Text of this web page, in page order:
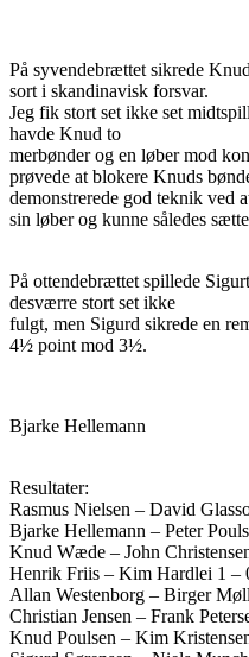
På syvendebrættet sikrede
sort i skandinavisk forsvar.
Jeg fik stort set ikke set
havde Knud to
merbønder og en løber mod
prøvede at blokere Knuds
demonstrerede god teknik ved
sin løber og kunne således
På ottendebrættet spillede
desværre stort set ikke
fulgt, men Sigurd sikrede en
4½ point mod 3½.
Bjarke Hellemann
Resultater:
Rasmus Nielsen – David
Bjarke Hellemann – Peter
Knud Wæde – John
Henrik Friis – Kim Hardlei 1 –
Allan Westenborg – Birger
Christian Jensen – Frank
Knud Poulsen – Kim